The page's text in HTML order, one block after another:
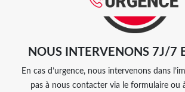
NOUS INTERVENONS 7J/7
En cas d’urgence, nous intervenons dans
pas à nous contacter via le formulaire ou